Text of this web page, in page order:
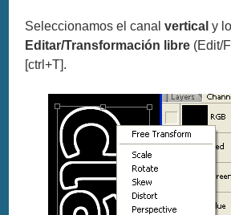
Seleccionamos el canalvertical y
Editar/Transformación libre (Edit/
[ctrl+T].